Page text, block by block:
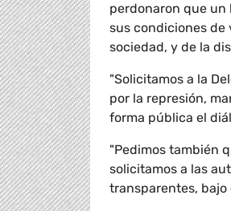
perdonaron que un
sus condiciones de
sociedad, y de la
"Solicitamos a la
por la represión,
forma pública el
"Pedimos también
solicitamos a las
transparentes,